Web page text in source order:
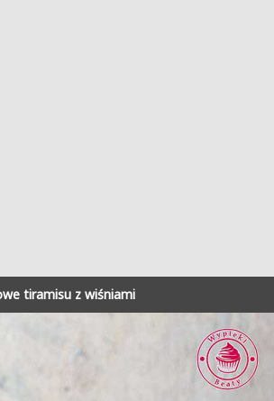
tiramisu z wiśniami